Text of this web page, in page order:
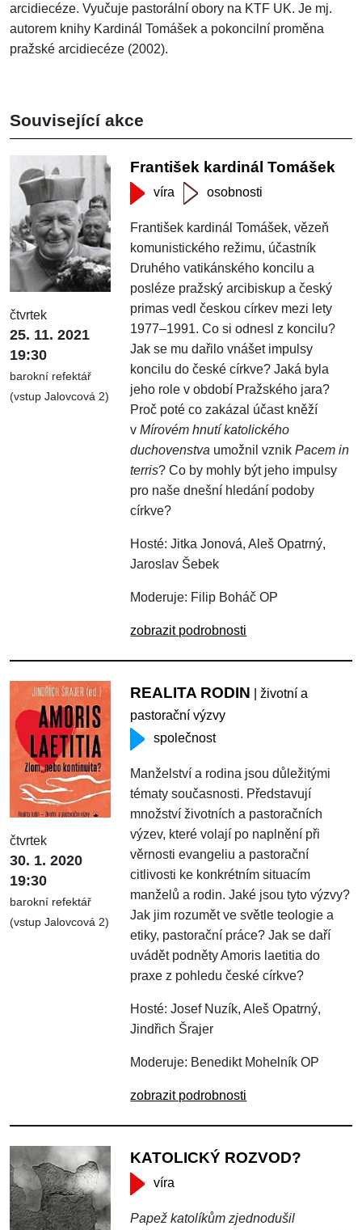
arcidiecéze. Vyučuje pastorální obory na KTF UK. Je mj.
autorem knihy Kardinál Tomášek a pokoncilní proměna
pražské arcidiecéze (2002).
Související akce
čtvrtek
25. 11. 2021
19:30
barokní refektář
(vstup Jalovcová 2)
František kardinál Tomášek
víra osobnosti
František kardinál Tomášek, vězeň
komunistického režimu, účastník
Druhého vatikánského koncilu a
posléze pražský arcibiskup a český
primas vedl českou církev mezi lety
1977–1991. Co si odnesl z koncilu?
Jak se mu dařilo vnášet impulsy
koncilu do české církve? Jaká byla
jeho role v období Pražského jara?
Proč poté co zakázal účast kněží
vMírovém hnutí katolického
duchovenstva umožnil vznikPacem in
terris? Co by mohly být jeho impulsy
pro naše dnešní hledání podoby
církve?
Hosté: Jitka Jonová, Aleš Opatrný,
Jaroslav Šebek
Moderuje: Filip Boháč OP
zobrazit podrobnosti
čtvrtek
30. 1. 2020
19:30
barokní refektář
(vstup Jalovcová 2)
REALITA RODIN | životní a
pastorační výzvy
společnost
Manželství a rodina jsou důležitými
tématy současnosti. Představují
množství životních a pastoračních
výzev, které volají po naplnění při
věrnosti evangeliu a pastorační
citlivosti ke konkrétním situacím
manželů a rodin. Jaké jsou tyto výzvy?
Jak jim rozumět ve světle teologie a
etiky, pastorační práce? Jak se daří
uvádět podněty Amoris laetitia do
praxe z pohledu české církve?
Hosté: Josef Nuzík, Aleš Opatrný,
Jindřich Šrajer
Moderuje: Benedikt Mohelník OP
zobrazit podrobnosti
KATOLICKÝ ROZVOD?
víra
Papež katolíkům zjednodušil